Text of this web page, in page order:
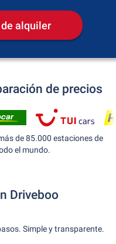
alquiler
de precios
de 85.000 estaciones de
el mundo.
Driveboo
Simple y transparente.